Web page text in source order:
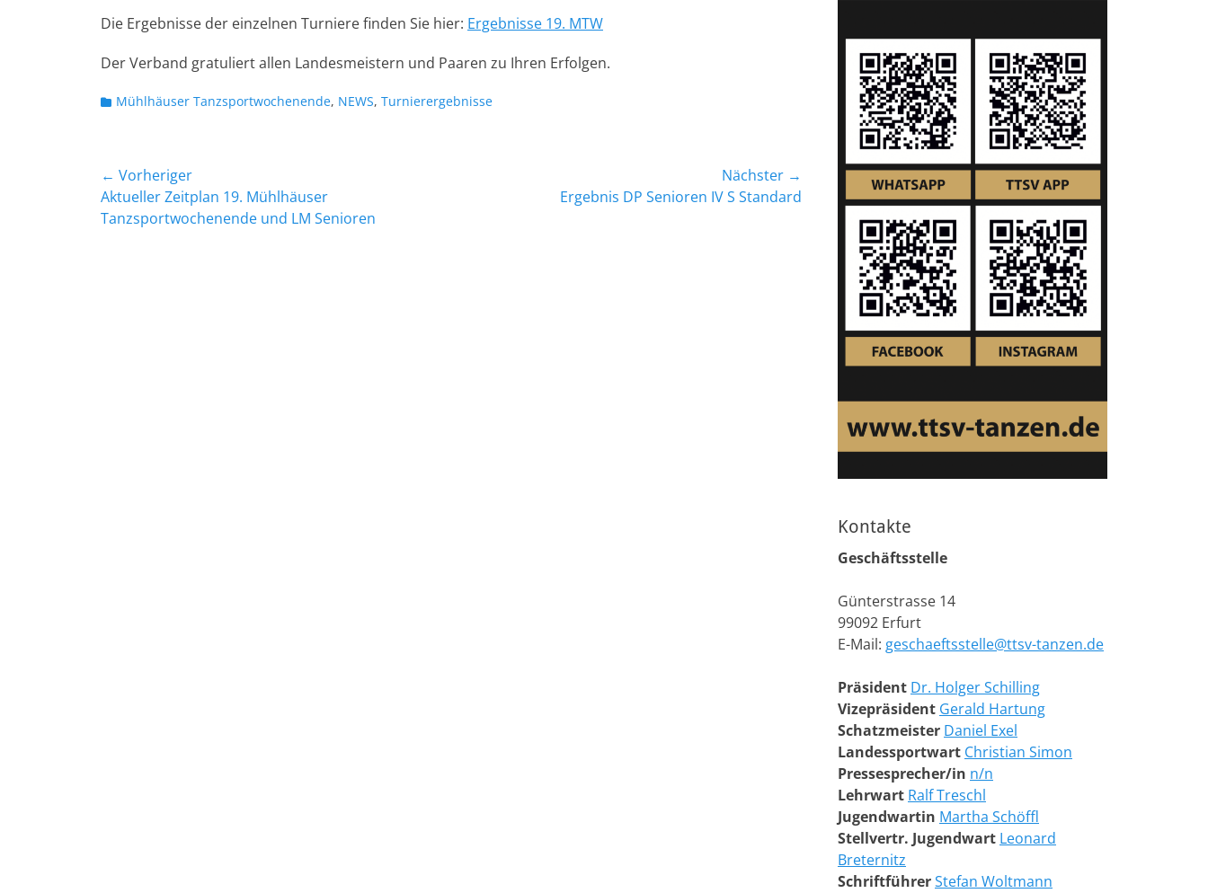
Die Ergebnisse der einzelnen Turniere finden Sie hier: Ergebnisse 19. MTW
Der Verband gratuliert allen Landesmeistern und Paaren zu Ihren Erfolgen.
Kategorien
Mühlhäuser Tanzsportwochenende, NEWS, Turnierergebnisse
Beitragsnavigation
← Vorheriger
Vorheriger
Beitrag:
Aktueller Zeitplan 19. Mühlhäuser
Tanzsportwochenende und LM Senioren
Nächster →
Ergebnis DP Senioren IV S Standard
Kontakte
Geschäftsstelle
Günterstrasse 14
99092 Erfurt
E-Mail: geschaeftsstelle@ttsv-tanzen.de
Präsident Dr. Holger Schilling
Vizepräsident Gerald Hartung
Schatzmeister Daniel Exel
Landessportwart Christian Simon
Pressesprecher/in n/n
Lehrwart Ralf Treschl
Jugendwartin Martha Schöffl
Stellvertr. Jugendwart Leonard
Breternitz
SchriftführerStefan Woltmann